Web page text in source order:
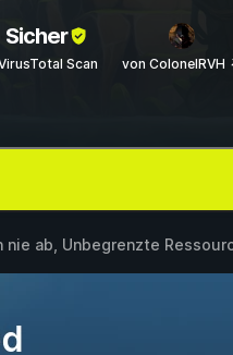
Sicher
Scan von ColonelRVH
nie ab, Unbegrenzte